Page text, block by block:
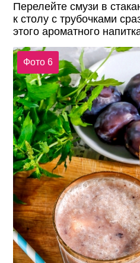
Перелейте смузи в
к столу с трубочками
этого ароматного
Фото 6